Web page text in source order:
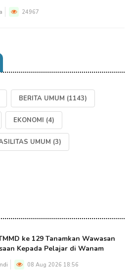
24967
BERITA UMUM (1143)
EKONOMI (4)
UMUM (3)
ke 129 Tanamkan Wawasan
Kepada Pelajar di Wanam
08 Aug 2026 18:56